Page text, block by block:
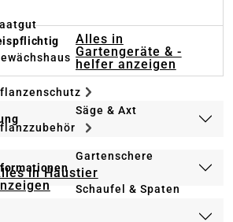
in Haustier
Alles in
Gartengeräte & -
helfer anzeigen
Säge & Axt
Gartenschere
Schaufel & Spaten